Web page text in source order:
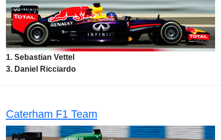
1. Sebastian Vettel
3. Daniel Ricciardo
Caterham F1 Team